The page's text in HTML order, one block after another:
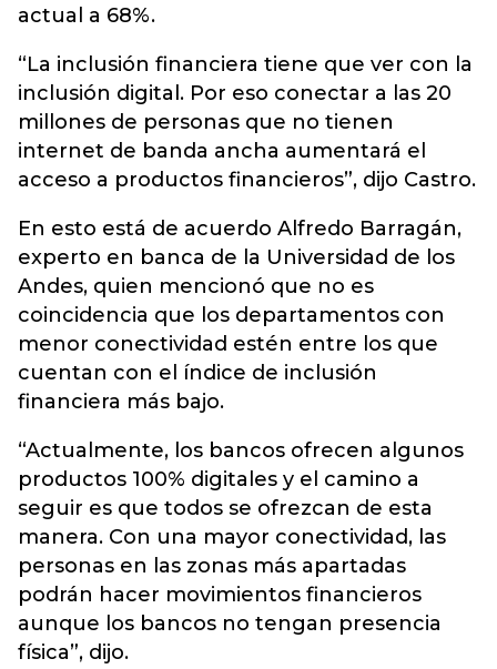
actual a 68%.
“La inclusión financiera tiene que ver con la
inclusión digital. Por eso conectar a las 20
millones de personas que no tienen
internet de banda ancha aumentará el
acceso a productos financieros”, dijo Castro.
En esto está de acuerdo Alfredo Barragán,
experto en banca de la Universidad de los
Andes, quien mencionó que no es
coincidencia que los departamentos con
menor conectividad estén entre los que
cuentan con el índice de inclusión
financiera más bajo.
“Actualmente, los bancos ofrecen algunos
productos 100% digitales y el camino a
seguir es que todos se ofrezcan de esta
manera. Con una mayor conectividad, las
personas en las zonas más apartadas
podrán hacer movimientos financieros
aunque los bancos no tengan presencia
física”, dijo.